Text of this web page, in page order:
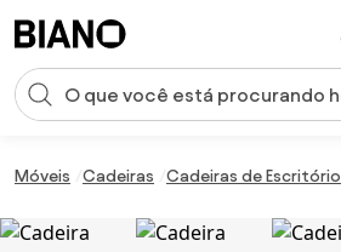
Entrada de pesquisa
Móveis Cadeiras Cadeiras de Escritório